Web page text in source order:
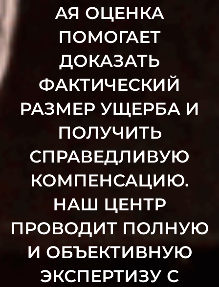
АЯ ОЦЕНКА
ПОМОГАЕТ
ДОКАЗАТЬ
ФАКТИЧЕСКИЙ
РАЗМЕР УЩЕРБА И
ПОЛУЧИТЬ
СПРАВЕДЛИВУЮ
КОМПЕНСАЦИЮ.
НАШ ЦЕНТР
ПРОВОДИТ ПОЛНУЮ
И ОБЪЕКТИВНУЮ
ЭКСПЕРТИЗУ С